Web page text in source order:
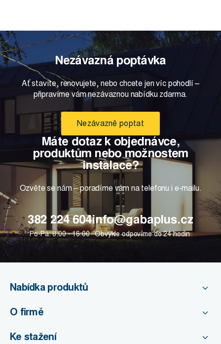
Nezávazná poptávka
Ať stavíte, renovujete, nebo chcete jen víc pohodlí –
připravíme vám nezávaznou nabídku zdarma.
Nezávazně poptat
Máte dotaz k objednávce,
produktům nebo možnostem
instalace?
Ozvěte se nám – poradíme vám na telefonu i e-mailu.
382 224 604
Po-Pá: 8:00 - 16:00
info@gabaplus.cz
Obvykle odpovíme do 24 hodin
Nabídka produktů
O firmě
Ke stažení